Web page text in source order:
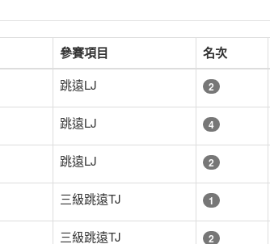
參賽項目 名次
跳遠LJ 2
跳遠LJ 4
跳遠LJ 2
三級跳遠TJ 1
三級跳遠TJ 2